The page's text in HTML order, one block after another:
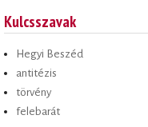
Kulcsszavak
Hegyi Beszéd
antitézis
törvény
felebarát